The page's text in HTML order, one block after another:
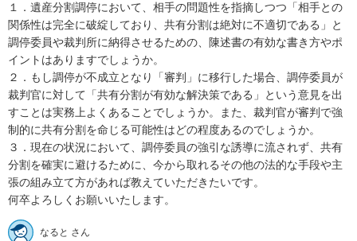
１．遺産分割調停において、相手の問題性を指摘しつつ「相手との
関係性は完全に破綻しており、共有分割は絶対に不適切である」と
調停委員や裁判所に納得させるための、陳述書の有効な書き方やポ
イントはありますでしょうか。
２．もし調停が不成立となり「審判」に移行した場合、調停委員が
裁判官に対して「共有分割が有効な解決策である」という意見を出
すことは実務上よくあることでしょうか。また、裁判官が審判で強
制的に共有分割を命じる可能性はどの程度あるのでしょうか。
３．現在の状況において、調停委員の強引な誘導に流されず、共有
分割を確実に避けるために、今から取れるその他の法的な手段や主
張の組み立て方があれば教えていただきたいです。
何卒よろしくお願いいたします。
なると さん